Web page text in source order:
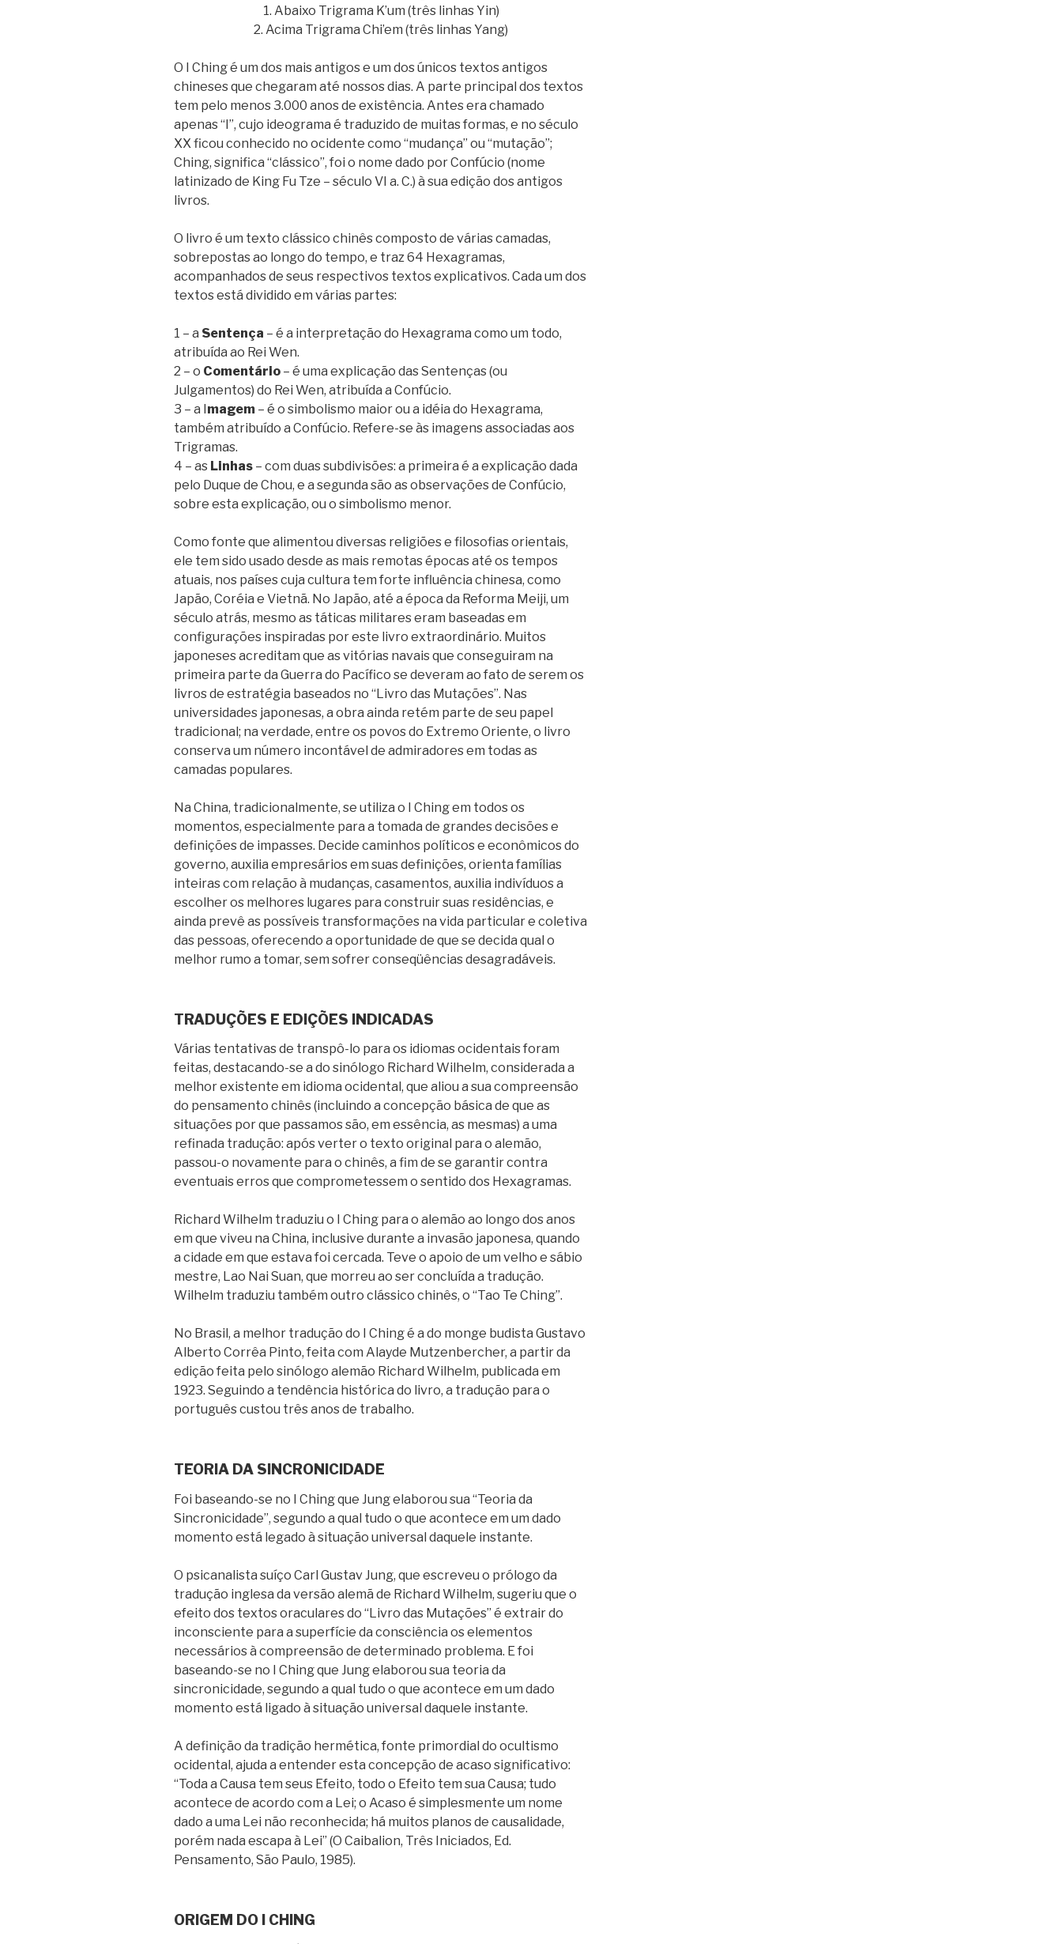
1. Abaixo Trigrama K’um (três linhas Yin)
2. Acima Trigrama Chi’em (três linhas Yang)
O I Ching é um dos mais antigos e um dos únicos textos antigos
chineses que chegaram até nossos dias. A parte principal dos textos
tem pelo menos 3.000 anos de existência. Antes era chamado
apenas “I”, cujo ideograma é traduzido de muitas formas, e no século
XX ficou conhecido no ocidente como “mudança” ou “mutação”;
Ching, significa “clássico”, foi o nome dado por Confúcio (nome
latinizado de King Fu Tze – século VI a. C.) à sua edição dos antigos
livros.
O livro é um texto clássico chinês composto de várias camadas,
sobrepostas ao longo do tempo, e traz 64 Hexagramas,
acompanhados de seus respectivos textos explicativos. Cada um dos
textos está dividido em várias partes:
1 – a Sentença – é a interpretação do Hexagrama como um todo,
atribuída ao Rei Wen.
2 – o Comentário – é uma explicação das Sentenças (ou
Julgamentos) do Rei Wen, atribuída a Confúcio.
3 – a Imagem – é o simbolismo maior ou a idéia do Hexagrama,
também atribuído a Confúcio. Refere-se às imagens associadas aos
Trigramas.
4 – as Linhas – com duas subdivisões: a primeira é a explicação dada
pelo Duque de Chou, e a segunda são as observações de Confúcio,
sobre esta explicação, ou o simbolismo menor.
Como fonte que alimentou diversas religiões e filosofias orientais,
ele tem sido usado desde as mais remotas épocas até os tempos
atuais, nos países cuja cultura tem forte influência chinesa, como
Japão, Coréia e Vietnã. No Japão, até a época da Reforma Meiji, um
século atrás, mesmo as táticas militares eram baseadas em
configurações inspiradas por este livro extraordinário. Muitos
japoneses acreditam que as vitórias navais que conseguiram na
primeira parte da Guerra do Pacífico se deveram ao fato de serem os
livros de estratégia baseados no “Livro das Mutações”. Nas
universidades japonesas, a obra ainda retém parte de seu papel
tradicional; na verdade, entre os povos do Extremo Oriente, o livro
conserva um número incontável de admiradores em todas as
camadas populares.
Na China, tradicionalmente, se utiliza o I Ching em todos os
momentos, especialmente para a tomada de grandes decisões e
definições de impasses. Decide caminhos políticos e econômicos do
governo, auxilia empresários em suas definições, orienta famílias
inteiras com relação à mudanças, casamentos, auxilia indivíduos a
escolher os melhores lugares para construir suas residências, e
ainda prevê as possíveis transformações na vida particular e coletiva
das pessoas, oferecendo a oportunidade de que se decida qual o
melhor rumo a tomar, sem sofrer conseqüências desagradáveis.
TRADUÇÕES E EDIÇÕES INDICADAS
Várias tentativas de transpô-lo para os idiomas ocidentais foram
feitas, destacando-se a do sinólogo Richard Wilhelm, considerada a
melhor existente em idioma ocidental, que aliou a sua compreensão
do pensamento chinês (incluindo a concepção básica de que as
situações por que passamos são, em essência, as mesmas) a uma
refinada tradução: após verter o texto original para o alemão,
passou-o novamente para o chinês, a fim de se garantir contra
eventuais erros que comprometessem o sentido dos Hexagramas.
Richard Wilhelm traduziu o I Ching para o alemão ao longo dos anos
em que viveu na China, inclusive durante a invasão japonesa, quando
a cidade em que estava foi cercada. Teve o apoio de um velho e sábio
mestre, Lao Nai Suan, que morreu ao ser concluída a tradução.
Wilhelm traduziu também outro clássico chinês, o “Tao Te Ching”.
No Brasil, a melhor tradução do I Ching é a do monge budista Gustavo
Alberto Corrêa Pinto, feita com Alayde Mutzenbercher, a partir da
edição feita pelo sinólogo alemão Richard Wilhelm, publicada em
1923. Seguindo a tendência histórica do livro, a tradução para o
português custou três anos de trabalho.
TEORIA DA SINCRONICIDADE
Foi baseando-se no I Ching que Jung elaborou sua “Teoria da
Sincronicidade”, segundo a qual tudo o que acontece em um dado
momento está legado à situação universal daquele instante.
O psicanalista suíço Carl Gustav Jung, que escreveu o prólogo da
tradução inglesa da versão alemã de Richard Wilhelm, sugeriu que o
efeito dos textos oraculares do “Livro das Mutações” é extrair do
inconsciente para a superfície da consciência os elementos
necessários à compreensão de determinado problema. E foi
baseando-se no I Ching que Jung elaborou sua teoria da
sincronicidade, segundo a qual tudo o que acontece em um dado
momento está ligado à situação universal daquele instante.
A definição da tradição hermética, fonte primordial do ocultismo
ocidental, ajuda a entender esta concepção de acaso significativo:
“Toda a Causa tem seus Efeito, todo o Efeito tem sua Causa; tudo
acontece de acordo com a Lei; o Acaso é simplesmente um nome
dado a uma Lei não reconhecida; há muitos planos de causalidade,
porém nada escapa à Lei” (O Caibalion, Três Iniciados, Ed.
Pensamento, São Paulo, 1985).
ORIGEM DO I CHING